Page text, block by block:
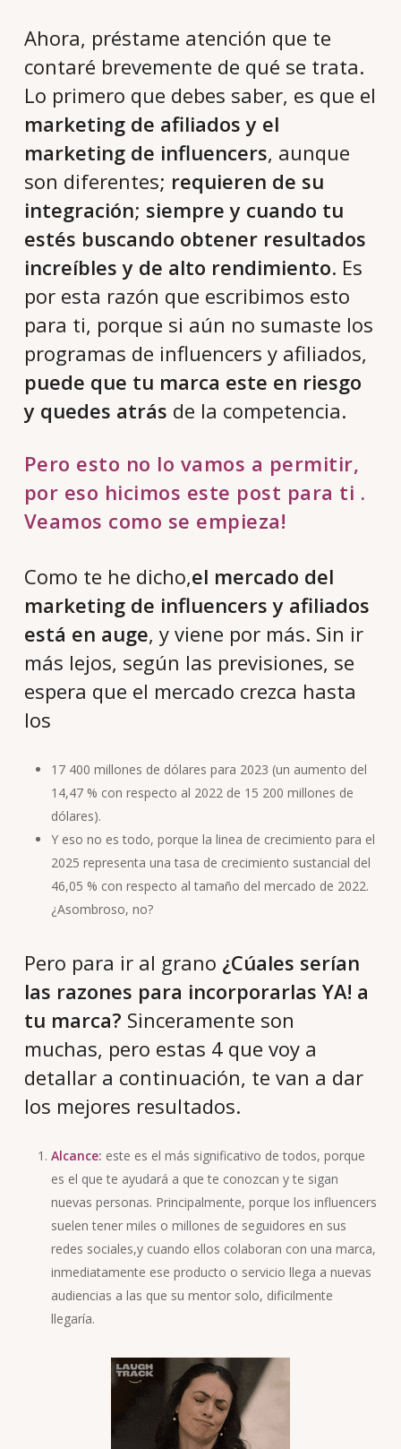
Ahora, préstame atención que te
contaré brevemente de qué se trata.
Lo primero que debes saber, es que el
marketing de afiliados y el
marketing de influencers, aunque
son diferentes; requieren de su
integración; siempre y cuando tu
estés buscando obtener resultados
increíbles y de alto rendimiento. Es
por esta razón que escribimos esto
para ti, porque si aún no sumaste los
programas de influencers y afiliados,
puede que tu marca este en riesgo
y quedes atrás de la competencia.
Pero esto no lo vamos a permitir,
por eso hicimos este post para ti .
Veamos como se empieza!
Como te he dicho,el mercado del
marketing de influencers y afiliados
está en auge, y viene por más. Sin ir
más lejos, según las previsiones, se
espera que el mercado crezca hasta
los
17 400 millones de dólares para 2023 (un aumento del
14,47 % con respecto al 2022 de 15 200 millones de
dólares).
Y eso no es todo, porque la linea de crecimiento para el
2025 representa una tasa de crecimiento sustancial del
46,05 % con respecto al tamaño del mercado de 2022.
¿Asombroso, no?
Pero para ir al grano ¿Cúales serían
las razones para incorporarlas YA! a
tu marca? Sinceramente son
muchas, pero estas 4 que voy a
detallar a continuación, te van a dar
los mejores resultados.
Alcance: este es el más significativo de todos, porque
es el que te ayudará a que te conozcan y te sigan
nuevas personas. Principalmente, porque los influencers
suelen tener miles o millones de seguidores en sus
redes sociales,y cuando ellos colaboran con una marca,
inmediatamente ese producto o servicio llega a nuevas
audiencias a las que su mentor solo, dificilmente
llegaría.